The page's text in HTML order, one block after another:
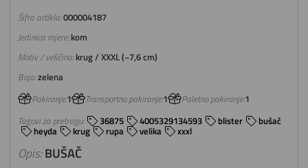
Šifra artikla:000004187
Jedinica mjere: kom
Opis:BUŠAČ
Motiv / veličina:krug / XXXL (~7,6 cm)
Boja:zelena
Tagovi za pretragu: 36875 4005329134593 blister bušač
heyda krug rupa velika xxxl
Pakiranje:1 Transportno pakiranje:1 Paletno pakiranje:1